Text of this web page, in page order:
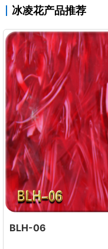
冰凌花产品推荐
BLH-06